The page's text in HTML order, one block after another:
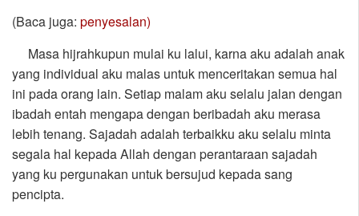
(Baca juga: penyesalan)
Masa hijrahkupun mulai ku lalui, karna aku adalah anak
yang individual aku malas untuk menceritakan semua hal
ini pada orang lain. Setiap malam aku selalu jalan dengan
ibadah entah mengapa dengan beribadah aku merasa
lebih tenang. Sajadah adalah terbaikku aku selalu minta
segala hal kepada Allah dengan perantaraan sajadah
yang ku pergunakan untuk bersujud kepada sang
pencipta.